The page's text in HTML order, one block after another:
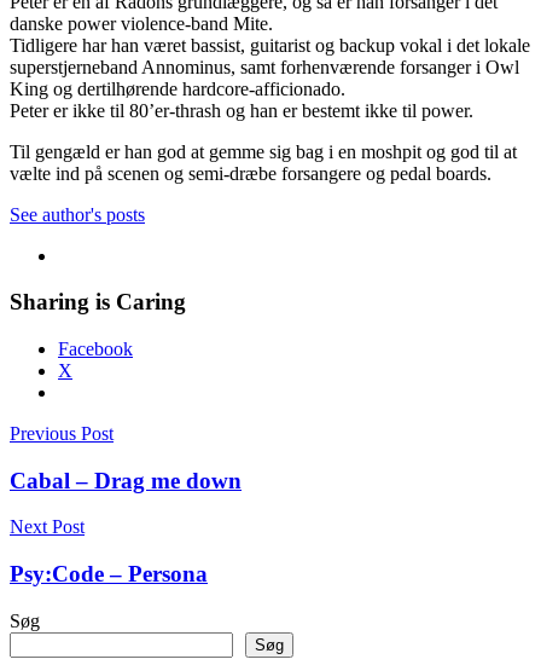
danske power violence-band Mite.
Tidligere har han været bassist, guitarist og backup vokal i det lokale
superstjerneband Annominus, samt forhenværende forsanger i Owl
King og dertilhørende hardcore-afficionado.
Peter er ikke til 80’er-thrash og han er bestemt ikke til power.
Til gengæld er han god at gemme sig bag i en moshpit og god til at
vælte ind på scenen og semi-dræbe forsangere og pedal boards.
See author's posts
Sharing is Caring
Facebook
X
Indlægsnavigation
Previous Post
Cabal – Drag me down
Next Post
Psy:Code – Persona
Søg
Søg